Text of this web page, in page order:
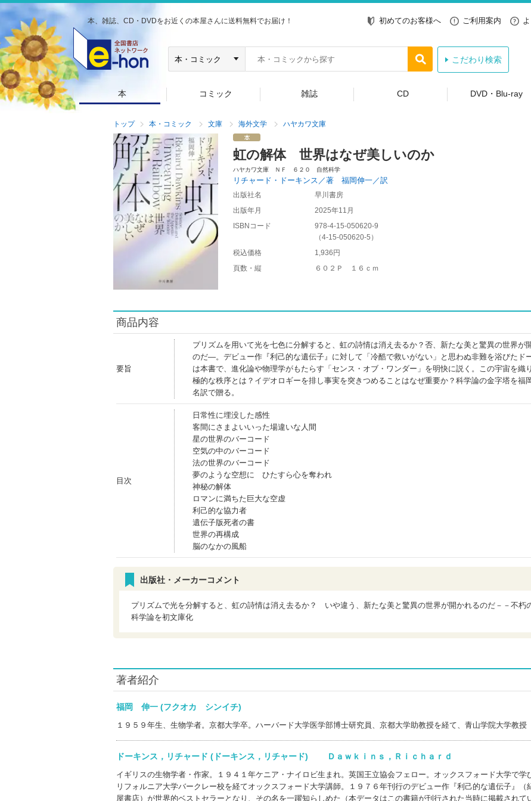
本、雑誌、CD・DVDをお近くの本屋さんに送料無料でお届け！ 初めてのお客様へ ご利用案内
こだわり検索
本 コミック 雑誌 CD DVD・Blu-ray
トップ 本・コミック 文庫 海外文学 ハヤカワ文庫
虹の解体 世界はなぜ美しいのか
ハヤカワ文庫 ＮＦ ６２０ 自然科学
リチャード・ドーキンス／著 福岡伸一／訳
出版社名
早川書房
出版年月
2025年11月
ISBNコード
978-4-15-050620-9
（4-15-050620-5 ）
税込価格
1,936円
頁数・縦
６０２Ｐ １６ｃｍ
商品内容
要旨
プリズムを用いて光を七色に分解すると、虹の詩情は消え去るか？否、新たな美と驚異の世界が
のだ―。デビュー作『利己的な遺伝子』に対して「冷酷で救いがない」と思わぬ非難を浴びたド
は本書で、進化論や物理学がもたらす「センス・オブ・ワンダー」を明快に説く。この宇宙を織
極的な秩序とは？イデオロギーを排し事実を突きつめることはなぜ重要か？科学論の金字塔を福
名訳で贈る。
目次
日常性に埋没した感性
客間にさまよいいった場違いな人間
星の世界のバーコード
空気の中のバーコード
法の世界のバーコード
夢のような空想に ひたすら心を奪われ
神秘の解体
ロマンに満ちた巨大な空虚
利己的な協力者
遺伝子版死者の書
世界の再構成
脳のなかの風船
出版社・メーカーコメント
プリズムで光を分解すると、虹の詩情は消え去るか？ いや違う、新たな美と驚異の世界が開かれるのだ－－不朽
科学論を初文庫化
著者紹介
福岡 伸一 (フクオカ シンイチ)
１９５９年生、生物学者。京都大学卒。ハーバード大学医学部博士研究員、京都大学助教授を経て、青山学院大学教授
ドーキンス，リチャード (ドーキンス，リチャード) Ｄａｗｋｉｎｓ，Ｒｉｃｈａｒｄ
イギリスの生物学者・作家。１９４１年ケニア・ナイロビ生まれ。英国王立協会フェロー。オックスフォード大学で学
リフォルニア大学バークレー校を経てオックスフォード大学講師。１９７６年刊行のデビュー作『利己的な遺伝子』（
屋書店）が世界的ベストセラーとなり、その名を一躍知らしめた（本データはこの書籍が刊行された当時に掲載されて